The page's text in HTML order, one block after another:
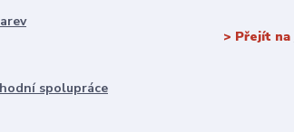
spolupráce
> Přejít na